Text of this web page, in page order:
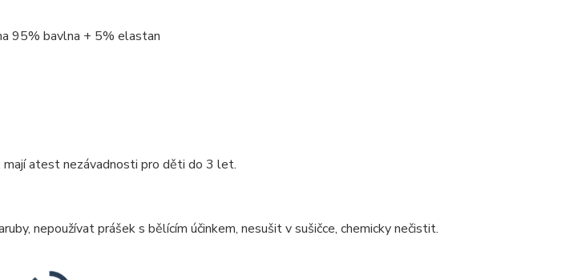
95% bavlna + 5% elastan
mají atest nezávadnosti pro děti do 3 let.
nepoužívat prášek s bělícím účinkem, nesušit v sušičce, chemicky nečistit.